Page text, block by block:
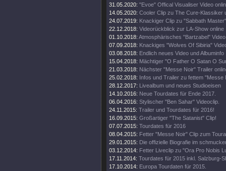
31.05.2020: "Evoe" Offical Visualiser Video
14.05.2020: Cooler Clip zu The Cure-Klassiker
24.07.2019: Knackiger Clip zu "Sabbath Master"
22.12.2018: Videorückblick zur LA-Show online
01.10.2018: Atmosphärisches "Bartzabel" Video
07.09.2018: Knackiges "Wolves Of Sibiria"
03.08.2018: Endlich neues Video und Albuminfo
15.04.2018: Mächtiger "O Father O Satan O
21.03.2018: Nächster "Messe Noir" Trailer
25.02.2018: Infos und Trailer zu fettem "Messe
28.12.2017: Livealbum und neues Studioeisen
14.10.2016: Neue Tourdates für Ende 2017.
06.04.2016: Stylischer "Ben Sahar" Videoclip.
24.11.2015: Trailer und Tourdates für 2016!
16.09.2015: Großartiger "The Satanist" Clip!
07.07.2015: Tourdates für 2016
08.04.2015: Fetter "Messe Noir" Clip zum
29.01.2015: Die offizielle Biografie im
03.12.2014: Fetter Liveclip zu "Ora Pro Nobis
17.11.2014: Tourdates für 2015 inkl. Salzburg-
17.10.2014: Europa Tourdaten für 2015.